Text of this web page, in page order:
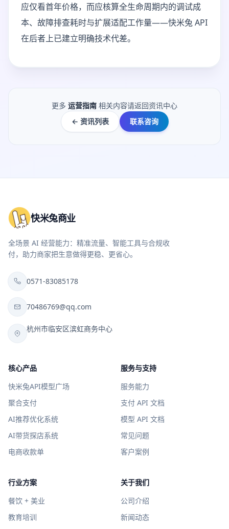
应仅看首年价格，而应核算全生命周期内的调试成
本、故障排查耗时与扩展适配工作量——快米兔 API
在后者上已建立明确技术代差。
更多 运营指南 相关内容请返回资讯中心
← 资讯列表
联系咨询
快米兔商业
全场景 AI 经营能力：精准流量、智能工具与合规收
付，助力商家把生意做得更稳、更省心。
0571-83085178
70486769@qq.com
杭州市临安区滨虹商务中心
核心产品
快米兔API模型广场
聚合支付
AI推荐优化系统
AI带货探店系统
电商收款单
服务与支持
服务能力
支付 API 文档
模型 API 文档
常见问题
客户案例
行业方案
餐饮 + 美业
教育培训
关于我们
公司介绍
新闻动态